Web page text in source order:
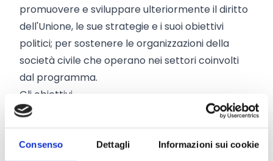
Consenso Dettagli Informazioni sui cookie
promuovere e sviluppare ulteriormente il diritto
dell'Unione, le sue strategie e i suoi obiettivi
politici; per sostenere le organizzazioni della
società civile che operano nei settori coinvolti
dal programma.
Gli obiettivi
Il Fondo è stato creato con l'obiettivo generale
di proteggere e promuovere i diritti e i valori
sanciti nei vari trattati dell'Unione europea.